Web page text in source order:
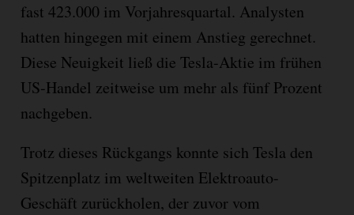
fast 423.000 im Vorjahresquartal. Analysten
hatten hingegen mit einem Anstieg gerechnet.
Diese Neuigkeit ließ die Tesla-Aktie im frühen
US-Handel zeitweise um mehr als fünf Prozent
nachgeben.
Trotz dieses Rückgangs konnte sich Tesla den
Spitzenplatz im weltweiten Elektroauto-
Geschäft zurückholen, der zuvor vom